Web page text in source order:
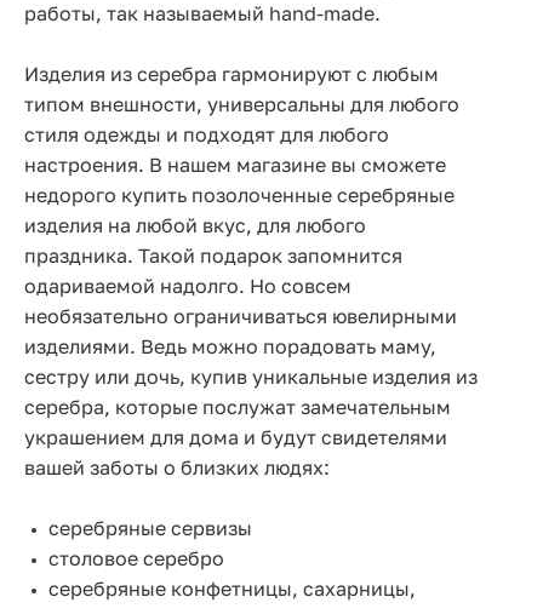
работы, так называемый hand-made.
Изделия из серебра гармонируют с любым
типом внешности, универсальны для любого
стиля одежды и подходят для любого
настроения. В нашем магазине вы сможете
недорого купить позолоченные серебряные
изделия на любой вкус, для любого
праздника. Такой подарок запомнится
одариваемой надолго. Но совсем
необязательно ограничиваться ювелирными
изделиями. Ведь можно порадовать маму,
сестру или дочь, купив уникальные изделия из
серебра, которые послужат замечательным
украшением для дома и будут свидетелями
вашей заботы о близких людях:
серебряные сервизы
столовое серебро
серебряные конфетницы, сахарницы,